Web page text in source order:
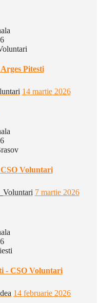
Pitesti
14 martie 2026
Voluntari
7 martie 2026
- CSO Voluntari
14 februarie 2026